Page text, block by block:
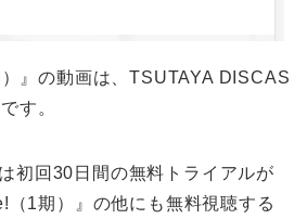
』の動画は、TSUTAYA DISCAS
す。
初回30日間の無料トライアルが
（1期）』の他にも無料視聴する